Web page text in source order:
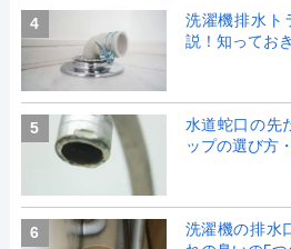
4
洗濯機排水ト
説！知ってお
5
水道蛇口の先
ップの選び方
6
洗濯機の排水